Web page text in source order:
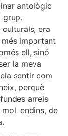
antològic
grup.
era
important
ell, sinó
la meva
sentir com
perquè
arrels
endins, de